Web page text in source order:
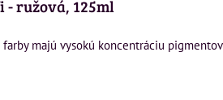
ružová, 125ml
majú vysokú koncentráciu pigmentov